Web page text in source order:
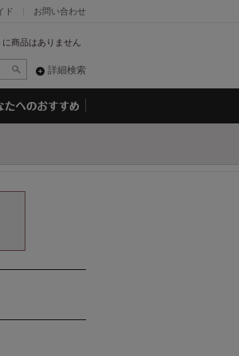
お問い合わせ
ド
商品はありません
詳細検索